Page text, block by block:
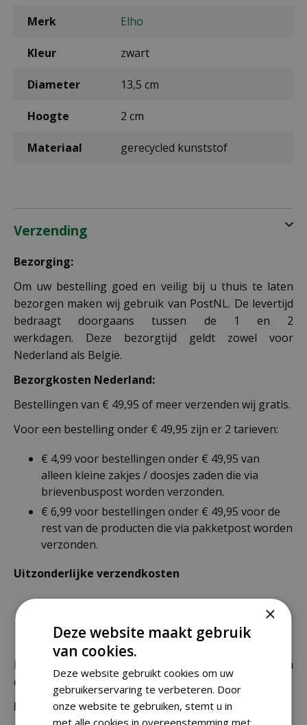
Merk Elho
Kleur zwart
Diameter 13,5 cm
Hoogte 2 cm
Materiaal gerecycled kunststof
Verzending
Bezorging:
Om uw bestelling goed en veilig bij u thuis te laten
bezorgen maken wij gebruik van PostNL. De levertijd
bedraagt doorgaans tussen de 1 en 2
werkdagen. Deze bezorgtijd geldt zowel voor
Nederland als België.
Bezorgkosten Nederland:
Bestellingen van € 49,95 of meer verzenden wij gratis.
Voor een bestelling onder € 49,95 zijn er 2 tarieven:
€ 4,99 voor bestellingen onder € 49,95 van
alleen kleine zakjes / doosjes zaden die via
brievenbuspost worden verzonden.
€ 6,99 voor bestellingen onder € 49,95 voor de
rest van de producten die via pakketpost worden
verzonden.
Uitzonderlijke verzendkosten
Er word standaard € 4,99 verzendkosten
berekend op planten en producten die buiten de
maximale afmetingen vallen.
De juiste verzendkosten worden in de laatste stap van
de winkelwagen berekend.
Bezorgkosten overige landen:
×
Deze website maakt gebruik
van cookies.
Deze website gebruikt cookies om uw
gebruikerservaring te verbeteren. Door
onze website te gebruiken, stemt u in
met alle cookies in overeenstemming met